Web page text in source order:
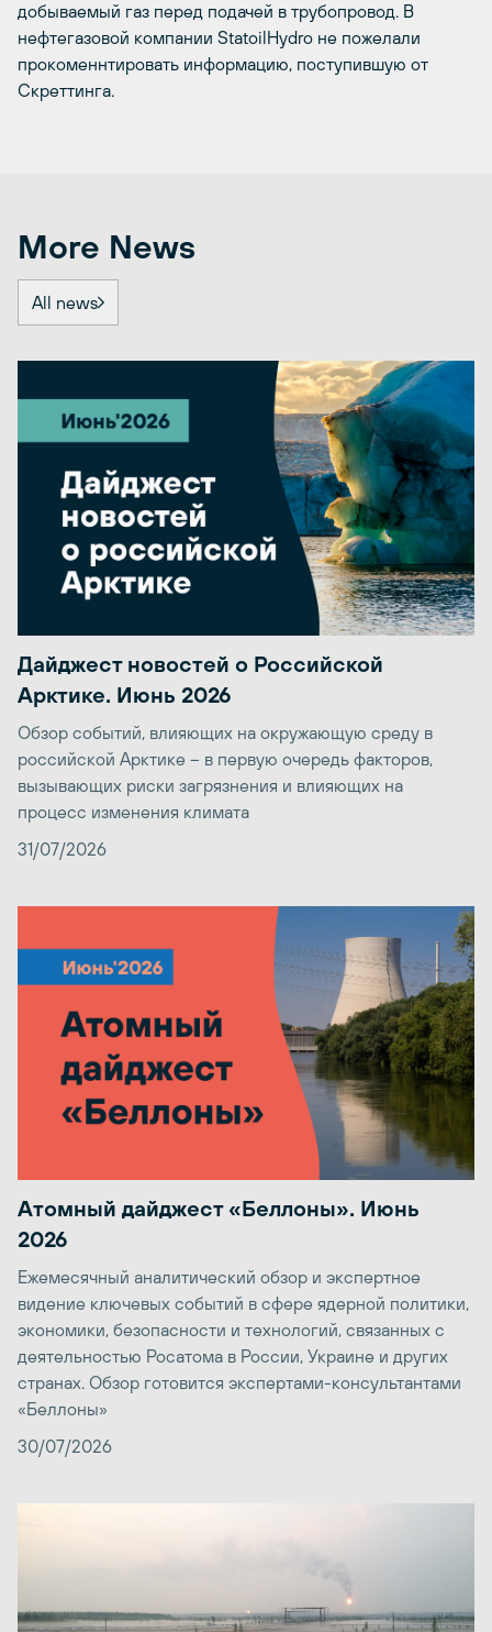
добываемый газ перед подачей в трубопровод. В
нефтегазовой компании StatoilHydro не пожелали
прокоменнтировать информацию, поступившую от
Скреттинга.
More News
All news
Дайджест новостей о Российской
Арктике. Июнь 2026
Обзор событий, влияющих на окружающую среду в
российской Арктике – в первую очередь факторов,
вызывающих риски загрязнения и влияющих на
процесс изменения климата
31/07/2026
Атомный дайджест «Беллоны». Июнь
2026
Ежемесячный аналитический обзор и экспертное
видение ключевых событий в сфере ядерной политики,
экономики, безопасности и технологий, связанных с
деятельностью Росатома в России, Украине и других
странах. Обзор готовится экспертами-консультантами
«Беллоны»
30/07/2026